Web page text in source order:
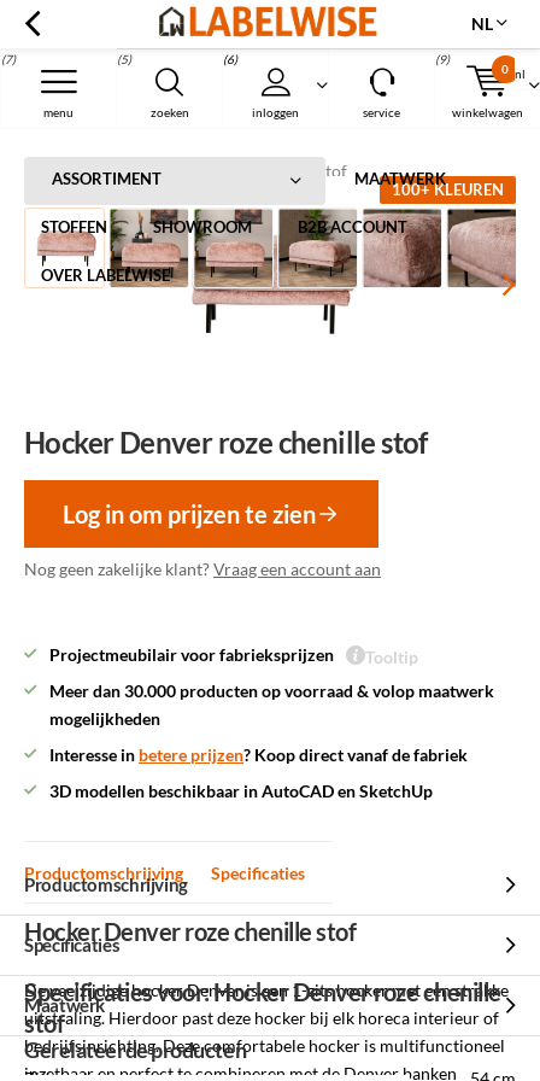
nl
zoeken
(5)
inloggen
(6)
menu
(7)
service winkelwagen
0
(9)
Menu
NL
ASSORTIMENT MAATWERK
STOFFEN SHOWROOM B2B ACCOUNT
OVER LABELWISE
Home Hocker Denver roze chenille stof
100+ KLEUREN
Hocker Denver roze chenille stof
Log in om prijzen te zien
Nog geen zakelijke klant?Vraag een account aan
Projectmeubilair voor fabrieksprijzen
Tooltip
Meer dan 30.000 producten op voorraad & volop maatwerk
mogelijkheden
Interesse in betere prijzen? Koop direct vanaf de fabriek
3D modellen beschikbaar in AutoCAD en SketchUp
Productomschrijving Specificaties
Productomschrijving
Hocker Denver roze chenille stof
De veelzijdige hocker Denver is een 1-zits hocker met een strakke
uitstraling. Hierdoor past deze hocker bij elk horeca interieur of
bedrijfsinrichting. Deze comfortabele hocker is multifunctioneel
inzetbaar en perfect te combineren met de Denver banken
Specificaties
Specificaties voor: Hocker Denver roze chenille
stof
Maatwerk
Gerelateerde producten